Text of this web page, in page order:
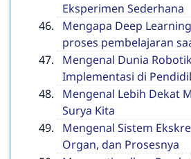
Eksperimen Sederhana
Mengapa Deep
proses pembelajaran
Mengenal Dunia
Implementasi di
Mengenal Lebih Dekat
Surya Kita
Mengenal Sistem
Organ, dan Prosesnya